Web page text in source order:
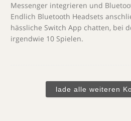
Messenger integrieren und
Endlich Bluetooth Headsets
hässliche Switch App chatten, bei
irgendwie 10 Spielen.
lade alle weiteren